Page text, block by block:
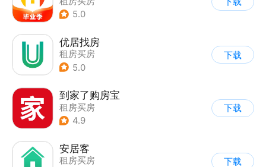
5.0
优居找房
租房买房
5.0
下载
到家了购房宝
租房买房
4.9
下载
安居客
租房买房
下载